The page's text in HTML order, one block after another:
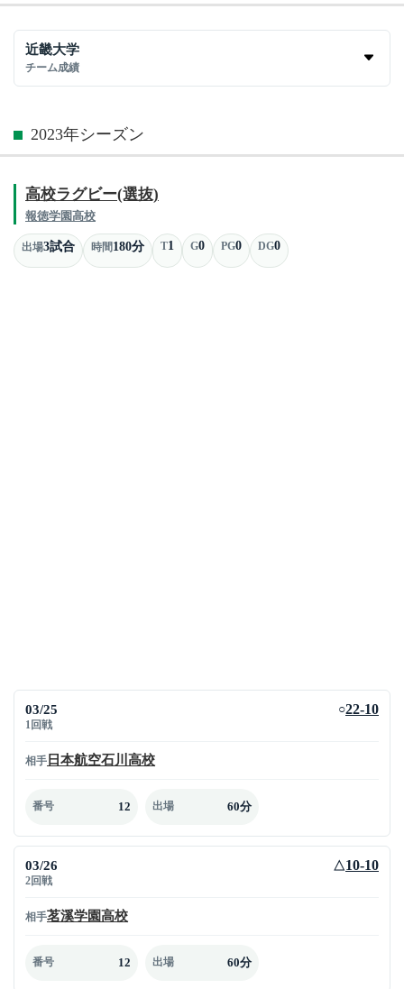
近畿大学
チーム成績
2023年シーズン
高校ラグビー(選抜)
報徳学園高校
出場3試合 時間180分 T1 G0 PG0 DG0
03/25
1回戦
○22-10
相手 日本航空石川高校
番号 12 出場 60分
03/26
2回戦
△10-10
相手茗溪学園高校
番号 12 出場 60分